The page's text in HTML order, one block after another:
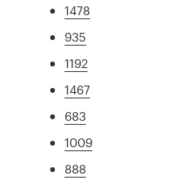
1478
935
1192
1467
683
1009
888